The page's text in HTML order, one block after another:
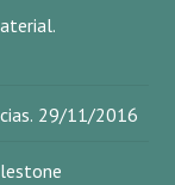
29/11/2016